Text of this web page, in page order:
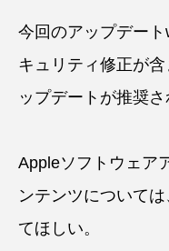
今回のアップデー
キュリティ修正が
ップデートが推奨さ
Appleソフトウェア
ンテンツについて
てほしい。